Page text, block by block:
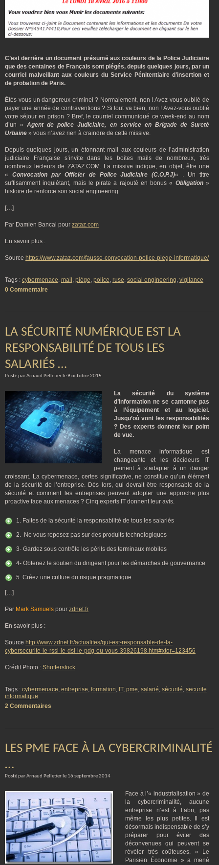
C’est derrière un document présumé aux couleurs de la Police Judiciaire
que des centaines de Français sont piégés, depuis quelques jours, par un
courriel malveillant aux couleurs du Service Pénitentiaire d’insertion et
de probation de Paris.
Étés-vous un dangereux criminel ? Normalement, non ! Avez-vous oublié de
payer une année de contraventions ? Si tout va bien, non ! Avez-vous oublié
votre séjour en prison ? Bref, le courriel communiqué ce week-end au nom
d’un «Agent de police Judiciaire, en service en Brigade de Sureté
Urbaine » vous n’avez rien à craindre de cette missive.
Depuis quelques jours, un étonnant mail aux couleurs de l’administration
judiciaire Française s’invite dans les boites mails de nombreux, très
nombreux lecteurs de ZATAZ.COM. La missive indique, en objet, être une
« Convocation par Officier de Police Judiciaire (C.O.P.J)« . Un titre
suffisamment inquiétant, mais le pirate a rajouté en bonus « Obligation»
histoire de renforce son social engineering.
[…]
Par Damien Bancal pour zataz.com
En savoir plus :
Source https://www.zataz.com/fausse-convocation-police-piege-informatique/
Tags : cybermenace, mail , piège, police, ruse, social engineering, vigilance
0 Commentaire
LA SÉCURITÉ NUMÉRIQUE EST LA
RESPONSABILITÉ DE TOUS LES
SALARIÉS …
Posté par Arnaud Pelletier le 9 octobre 2015
La sécurité du système
d’information ne se cantonne pas
à l’équipement et au logiciel.
Jusqu’où vont les responsabilités
? Des experts donnent leur point
de vue.
La menace informatique est
changeante et les décideurs IT
peinent à s’adapter à un danger
croissant. La cybermenace, certes significative, ne constitue qu’un élément
de la sécurité de l’entreprise. Dès lors, qui devrait être responsable de la
sécurité et comment les entreprises peuvent adopter une approche plus
proactive face aux menaces ? Cinq experts IT donnent leur avis.
1. Faites de la sécurité la responsabilité de tous les salariés
2. Ne vous reposez pas sur des produits technologiques
3- Gardez sous contrôle les périls des terminaux mobiles
4- Obtenez le soutien du dirigeant pour les démarches de gouvernance
5. Créez une culture du risque pragmatique
[…]
Par Mark Samuels pour zdnet.fr
En savoir plus :
Source http://www.zdnet.fr/actualites/qui-est-responsable-de-la-
cybersecurite-le-rssi-le-dsi-le-pdg-ou-vous-39826198.htm#xtor=123456
Crédit Photo : Shutterstock
Tags : cybermenace, entreprise, formation, IT, pme, salarié, sécurité, securite
informatique
2 Commentaires
LES PME FACE À LA CYBERCRIMINALITÉ
…
Posté par Arnaud Pelletier le 16 septembre 2014
Face à l’« industrialisation » de
la cybercriminalité, aucune
entreprise n’est à l’abri, pas
même les plus petites. Il est
désormais indispensable de s’y
préparer pour éviter des
déconvenues qui peuvent se
révéler très coûteuses. « Le
Parisien Économie » a mené